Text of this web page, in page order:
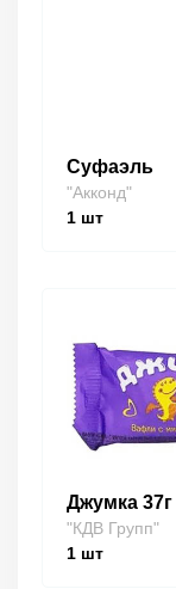
Суфаэль
"Акконд"
1 шт
Джумка 37г
"КДВ Групп"
1 шт